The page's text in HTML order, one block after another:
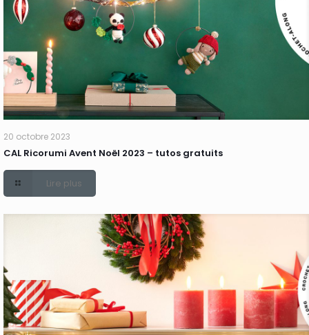
20 octobre 2023
CAL Ricorumi Avent Noël 2023 – tutos gratuits
Lire plus